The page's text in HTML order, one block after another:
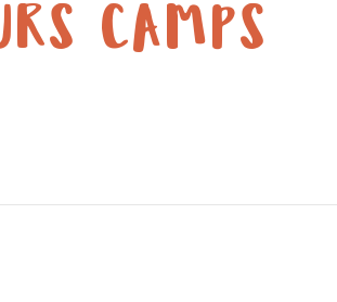
CAMPS